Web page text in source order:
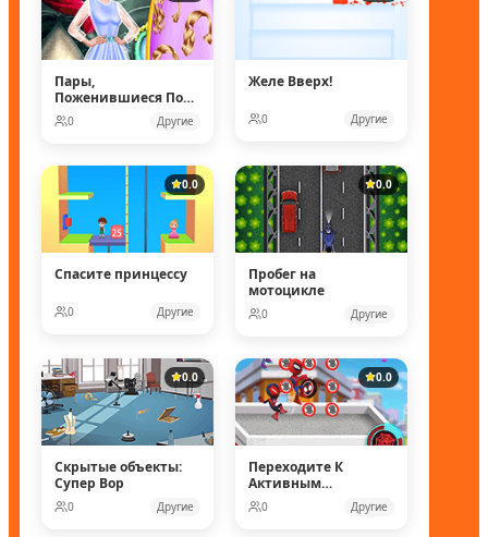
Пары,
Поженившиеся Под
Водой
0 Другие
Желе Вверх!
0 Другие
0.0
Спасите принцессу
0 Другие
0.0
Пробег на
мотоцикле
0 Другие
0.0
Скрытые объекты:
Супер Вор
0 Другие
0.0
Переходите К
Активным
Действиям
0 Другие